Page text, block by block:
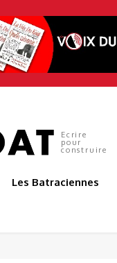
avec ANDJEUN
Ecrire
pour
construire
Les Batraciennes